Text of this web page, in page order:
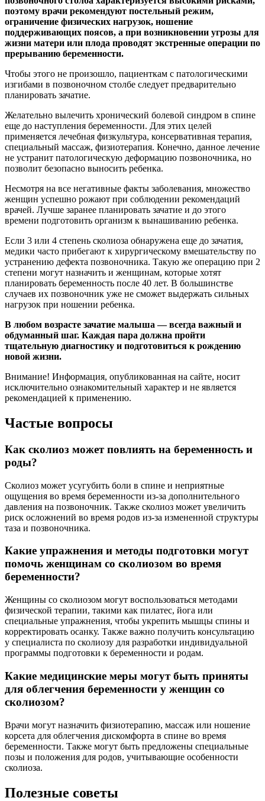
поэтому врачи рекомендуют постельный режим,
ограничение физических нагрузок, ношение
поддерживающих поясов, а при возникновении угрозы для
жизни матери или плода проводят экстренные операции по
прерыванию беременности.
Чтобы этого не произошло, пациенткам с патологическими
изгибами в позвоночном столбе следует предварительно
планировать зачатие.
Желательно вылечить хронический болевой синдром в спине
еще до наступления беременности. Для этих целей
применяется лечебная физкультура, консервативная терапия,
специальный массаж, физиотерапия. Конечно, данное лечение
не устранит патологическую деформацию позвоночника, но
позволит безопасно выносить ребенка.
Несмотря на все негативные факты заболевания, множество
женщин успешно рожают при соблюдении рекомендаций
врачей. Лучше заранее планировать зачатие и до этого
времени подготовить организм к вынашиванию ребенка.
Если 3 или 4 степень сколиоза обнаружена еще до зачатия,
медики часто прибегают к хирургическому вмешательству по
устранению дефекта позвоночника. Такую же операцию при 2
степени могут назначить и женщинам, которые хотят
планировать беременность после 40 лет. В большинстве
случаев их позвоночник уже не сможет выдержать сильных
нагрузок при ношении ребенка.
В любом возрасте зачатие малыша — всегда важный и
обдуманный шаг. Каждая пара должна пройти
тщательную диагностику и подготовиться к рождению
новой жизни.
Внимание! Информация, опубликованная на сайте, носит
исключительно ознакомительный характер и не является
рекомендацией к применению.
Частые вопросы
Как сколиоз может повлиять на беременность и
роды?
Сколиоз может усугубить боли в спине и неприятные
ощущения во время беременности из-за дополнительного
давления на позвоночник. Также сколиоз может увеличить
риск осложнений во время родов из-за измененной структуры
таза и позвоночника.
Какие упражнения и методы подготовки могут
помочь женщинам со сколиозом во время
беременности?
Женщины со сколиозом могут воспользоваться методами
физической терапии, такими как пилатес, йога или
специальные упражнения, чтобы укрепить мышцы спины и
корректировать осанку. Также важно получить консультацию
у специалиста по сколиозу для разработки индивидуальной
программы подготовки к беременности и родам.
Какие медицинские меры могут быть приняты
для облегчения беременности у женщин со
сколиозом?
Врачи могут назначить физиотерапию, массаж или ношение
корсета для облегчения дискомфорта в спине во время
беременности. Также могут быть предложены специальные
позы и положения для родов, учитывающие особенности
сколиоза.
Полезные советы